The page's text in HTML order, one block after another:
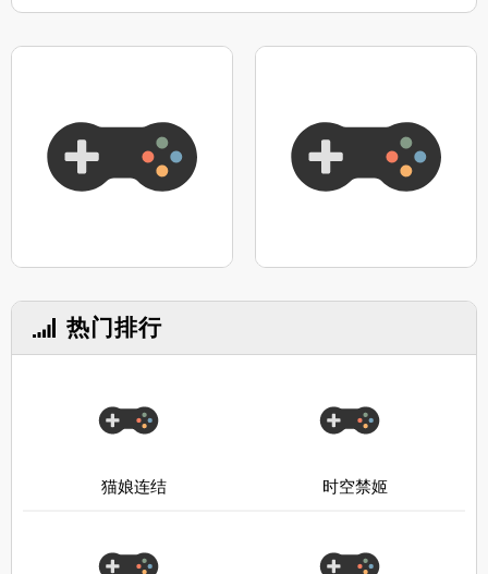
热门排行
猫娘连结 时空禁姬